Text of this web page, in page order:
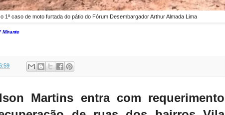
1º caso de moto furtada do pátio do Fórum Desembargador Arthur Almada Lima
Mirante
Martins entra com requerimento